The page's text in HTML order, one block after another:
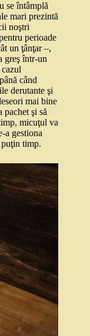
se întâmplă
mari prezintă
noştri
perioade
un ţânţar –,
greş într‑un
când
derutante şi
mai bine
pachet şi să
micuţul va
gestiona
timp.